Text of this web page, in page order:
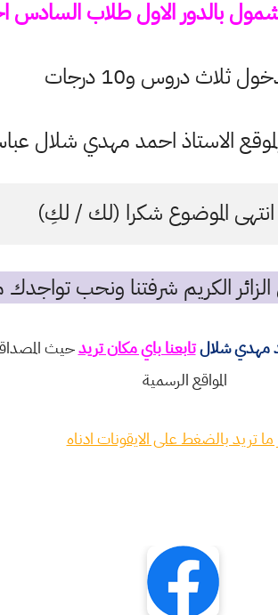
بالدور الاول طلاب السادس
ثلاث دروس و10 درجات
الاستاذ احمد مهدي شلال
انتهى الموضوع شكرا (لك / لكِ)
الكريم شرفتنا ونحب تواجدك
مهدي شلالتابعنا باي مكان تريدحيث
المواقع الرسمية
ما تريد بالضغط على الايقونات ادناه